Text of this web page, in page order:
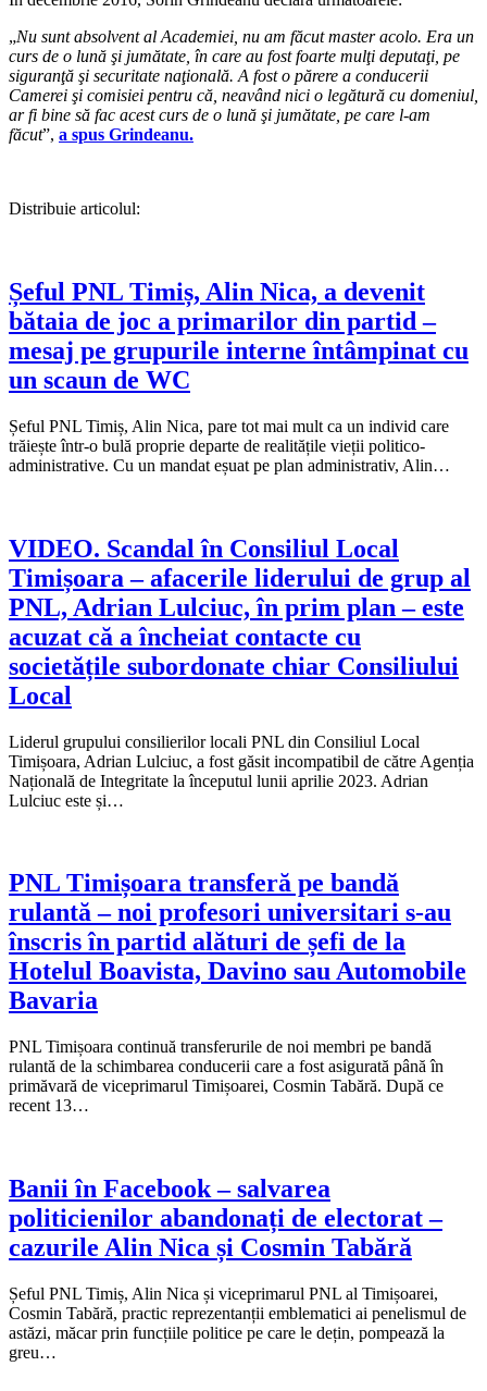
„Nu sunt absolvent al Academiei, nu am făcut master acolo. Era un
curs de o lună şi jumătate, în care au fost foarte mulţi deputaţi, pe
siguranţă şi securitate naţională. A fost o părere a conducerii
Camerei şi comisiei pentru că, neavând nici o legătură cu domeniul,
ar fi bine să fac acest curs de o lună şi jumătate, pe care l-am
făcut”, a spus Grindeanu.
Distribuie articolul:
Șeful PNL Timiș, Alin Nica, a devenit
bătaia de joc a primarilor din partid –
mesaj pe grupurile interne întâmpinat cu
un scaun de WC
Șeful PNL Timiș, Alin Nica, pare tot mai mult ca un individ care
trăiește într-o bulă proprie departe de realitățile vieții politico-
administrative. Cu un mandat eșuat pe plan administrativ, Alin…
VIDEO. Scandal în Consiliul Local
Timișoara – afacerile liderului de grup al
PNL, Adrian Lulciuc, în prim plan – este
acuzat că a încheiat contacte cu
societățile subordonate chiar Consiliului
Local
Liderul grupului consilierilor locali PNL din Consiliul Local
Timișoara, Adrian Lulciuc, a fost găsit incompatibil de către Agenția
Națională de Integritate la începutul lunii aprilie 2023. Adrian
Lulciuc este și…
PNL Timișoara transferă pe bandă
rulantă – noi profesori universitari s-au
înscris în partid alături de șefi de la
Hotelul Boavista, Davino sau Automobile
Bavaria
PNL Timișoara continuă transferurile de noi membri pe bandă
rulantă de la schimbarea conducerii care a fost asigurată până în
primăvară de viceprimarul Timișoarei, Cosmin Tabără. După ce
recent 13…
Banii în Facebook – salvarea
politicienilor abandonați de electorat –
cazurile Alin Nica și Cosmin Tabără
Șeful PNL Timiș, Alin Nica și viceprimarul PNL al Timișoarei,
Cosmin Tabără, practic reprezentanții emblematici ai penelismul de
astăzi, măcar prin funcțiile politice pe care le dețin, pompează la
greu…